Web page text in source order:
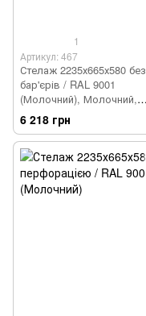
1
Артикул: 467
Стелаж 2235х665х580 без
бар'єрів / RAL 9001
(Молочний), Молочний,
Молочний
6 218 грн